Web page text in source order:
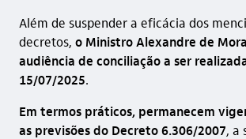
Além de suspender a eficácia dos
decretos, o Ministro Alexandre de
audiência de conciliação a ser
15/07/2025.
Em termos práticos, permanecem
as previsões do Decreto 6.306/2007, a